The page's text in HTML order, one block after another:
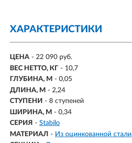
ХАРАКТЕРИСТИКИ
ЦЕНА - 22 090 руб.
ВЕС НЕТТО, КГ - 10,7
ГЛУБИНА, М - 0,05
ДЛИНА, М - 2,24
СТУПЕНИ - 8 ступеней
ШИРИНА, М - 0,34
СЕРИЯ - Stabilo
МАТЕРИАЛ - Из оцинкованной стали